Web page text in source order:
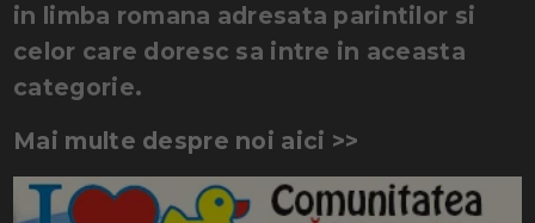
in limba romana adresata parintilor si
celor care doresc sa intre in aceasta
categorie.
Mai multe despre noi aici >>